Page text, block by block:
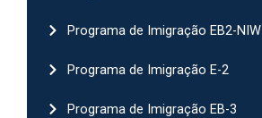
Programa de Imigração EB2-NIW
Programa de Imigração E-2
Programa de Imigração EB-3